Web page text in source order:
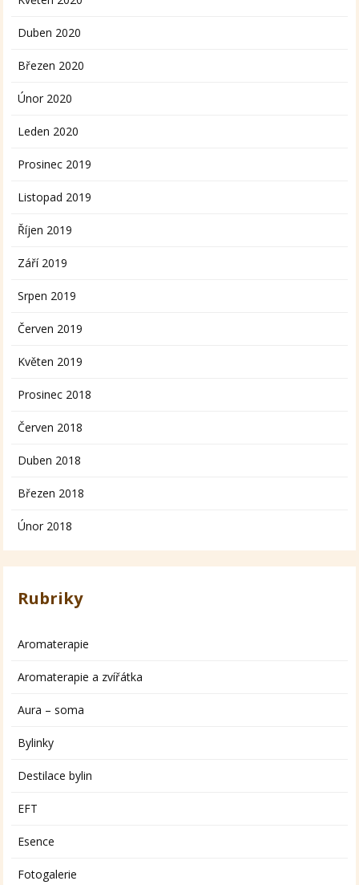
Duben 2020
Březen 2020
Únor 2020
Leden 2020
Prosinec 2019
Listopad 2019
Říjen 2019
Září 2019
Srpen 2019
Červen 2019
Květen 2019
Prosinec 2018
Červen 2018
Duben 2018
Březen 2018
Únor 2018
Rubriky
Aromaterapie
Aromaterapie a zvířátka
Aura – soma
Bylinky
Destilace bylin
EFT
Esence
Fotogalerie